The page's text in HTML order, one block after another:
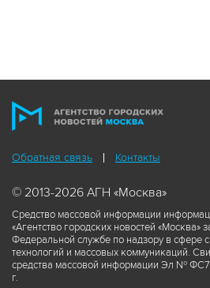
Обратная связь Контакты
© 2013-2026 АГН «Москва»
Средство массовой информации
«Агентство городских новостей «Москва»
Федеральной службе по надзору в сфере
технологий и массовых коммуникаций.
средства массовой информации Эл №
г.